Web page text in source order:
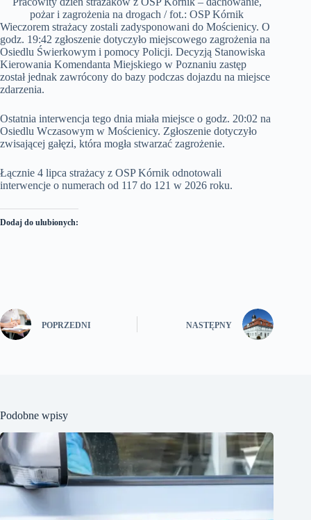
pożar i zagrożenia na drogach / fot.: OSP Kórnik
Wieczorem strażacy zostali zadysponowani do Mościenicy. O
godz. 19:42 zgłoszenie dotyczyło miejscowego zagrożenia na
Osiedlu Świerkowym i pomocy Policji. Decyzją Stanowiska
Kierowania Komendanta Miejskiego w Poznaniu zastęp
został jednak zawrócony do bazy podczas dojazdu na miejsce
zdarzenia.
Ostatnia interwencja tego dnia miała miejsce o godz. 20:02 na
Osiedlu Wczasowym w Mościenicy. Zgłoszenie dotyczyło
zwisającej gałęzi, która mogła stwarzać zagrożenie.
Łącznie 4 lipca strażacy z OSP Kórnik odnotowali
interwencje o numerach od 117 do 121 w 2026 roku.
Dodaj do ulubionych:
POPRZEDNI NASTĘPNY
Podobne wpisy